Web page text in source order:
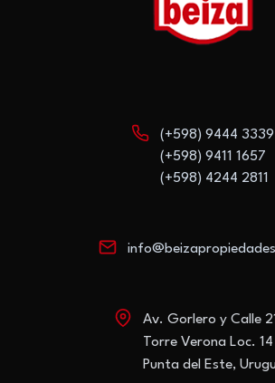
(+598) 9444 3339
(+598) 9411 1657
(+598) 4244 2811
Av. Gorlero y Calle 21
Torre Verona Loc. 14
Punta del Este,